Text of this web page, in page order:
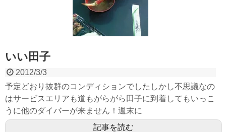
いい田子
2012/3/3
予定どおり抜群のコンディションでしたしかし不思議なの
はサービスエリアも道もがらがら田子に到着してもいっこ
うに他のダイバーが来ません！週末に
記事を読む